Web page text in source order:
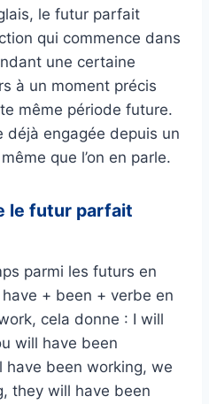
le futur parfait
qui commence dans
une certaine
à un moment précis
même période future.
déjà engagée depuis un
que l’on en parle.
le futur parfait
parmi les futurs en
+ been + verbe en
cela donne : I will
will have been
have been working, we
they will have been